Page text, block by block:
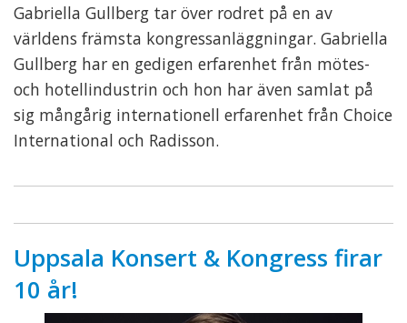
Gabriella Gullberg tar över rodret på en av
världens främsta kongressanläggningar. Gabriella
Gullberg har en gedigen erfarenhet från mötes-
och hotellindustrin och hon har även samlat på
sig mångårig internationell erfarenhet från Choice
International och Radisson.
Uppsala Konsert & Kongress firar
10 år!